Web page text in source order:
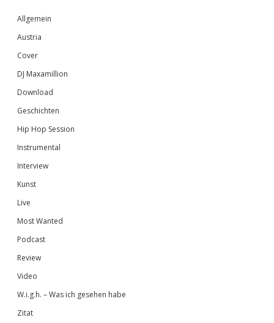
Sidebar
Allgemein
Austria
Cover
DJ Maxamillion
Download
Geschichten
Hip Hop Session
Instrumental
Interview
Kunst
Live
Most Wanted
Podcast
Review
Video
W.i.g.h. – Was ich gesehen habe
Zitat